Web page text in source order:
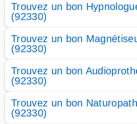
Trouvez un bon
(92330)
Trouvez un bon
(92330)
Trouvez un bon
(92330)
Trouvez un bon
(92330)